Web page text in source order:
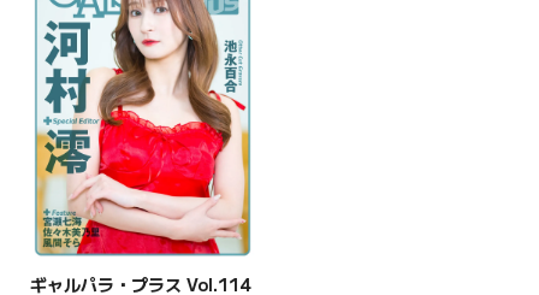
ギャルパラ・プラス Vol.114